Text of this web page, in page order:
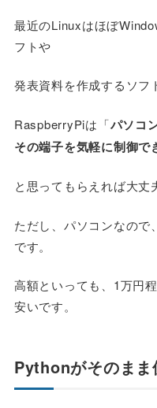
最近のLinuxはほぼ
フトや
発表資料を作成するソフ
RaspberryPiは「パソコ
その端子を気軽に制御で
と思ってもらえれば大丈
ただし、パソコンなの
です。
高額といっても、1万円
安いです。
Pythonがそのまま